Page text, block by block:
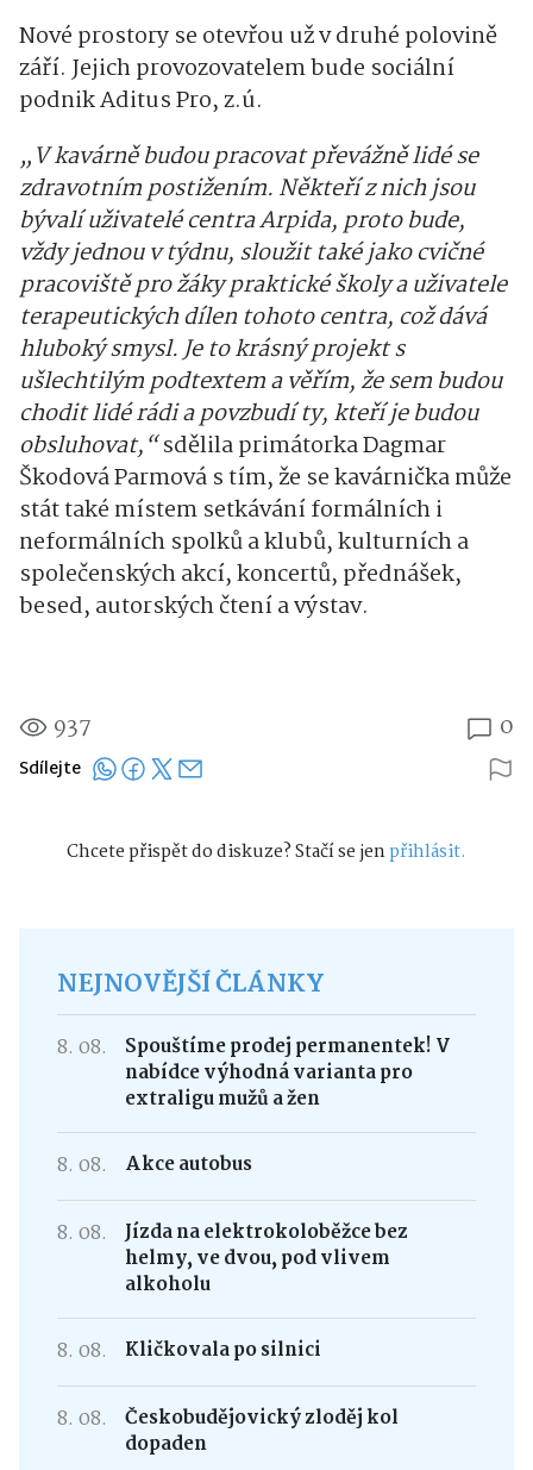
Nové prostory se otevřou už v druhé polovině
září. Jejich provozovatelem bude sociální
podnik Aditus Pro, z.ú.
„V kavárně budou pracovat převážně lidé se
zdravotním postižením. Někteří z nich jsou
bývalí uživatelé centra Arpida, proto bude,
vždy jednou v týdnu, sloužit také jako cvičné
pracoviště pro žáky praktické školy a uživatele
terapeutických dílen tohoto centra, což dává
hluboký smysl. Je to krásný projekt s
ušlechtilým podtextem a věřím, že sem budou
chodit lidé rádi a povzbudí ty, kteří je budou
obsluhovat,“sdělila primátorka Dagmar
Škodová Parmová s tím, že se kavárnička může
stát také místem setkávání formálních i
neformálních spolků a klubů, kulturních a
společenských akcí, koncertů, přednášek,
besed, autorských čtení a výstav.
937 0
Sdílejte
Chcete přispět do diskuze? Stačí se jenpřihlásit.
NEJNOVĚJŠÍ ČLÁNKY
8. 08.
Spouštíme prodej permanentek! V
nabídce výhodná varianta pro
extraligu mužů a žen
8. 08. Akce autobus
8. 08.
Jízda na elektrokoloběžce bez
helmy, ve dvou, pod vlivem
alkoholu
8. 08. Kličkovala po silnici
8. 08.
Českobudějovický zloděj kol
dopaden